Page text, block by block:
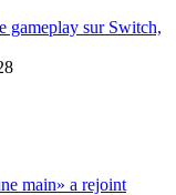
gameplay sur Switch,
main» a rejoint